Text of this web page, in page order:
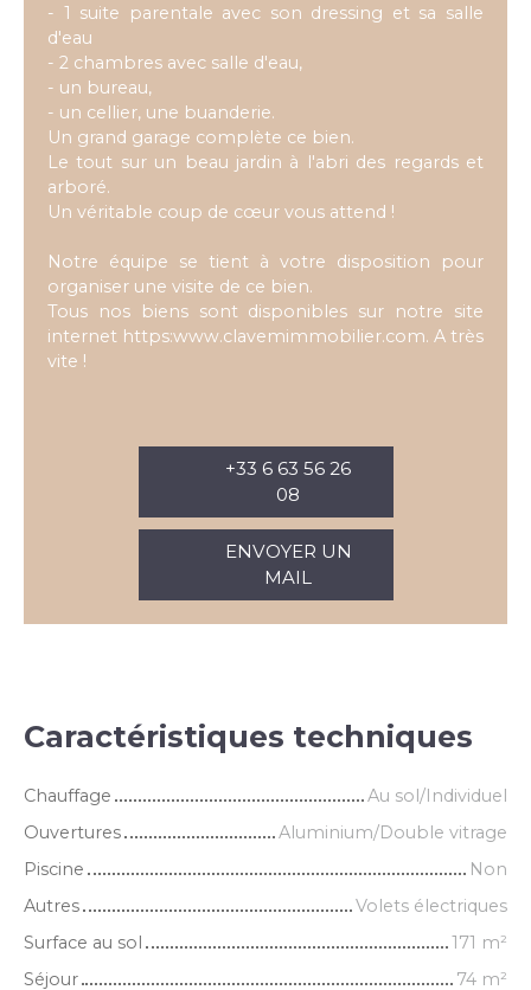
- 1 suite parentale avec son dressing et sa salle
d'eau
- 2 chambres avec salle d'eau,
- un bureau,
- un cellier, une buanderie.
Un grand garage complète ce bien.
Le tout sur un beau jardin à l'abri des regards et
arboré.
Un véritable coup de cœur vous attend !
Notre équipe se tient à votre disposition pour
organiser une visite de ce bien.
Tous nos biens sont disponibles sur notre site
internet https:www.clavemimmobilier.com. A très
vite !
+33 6 63 56 26
08
ENVOYER UN
MAIL
Caractéristiques techniques
Chauffage
Au sol/Individuel
Ouvertures
Aluminium/Double vitrage
Piscine
Non
Autres
Volets électriques
Surface au sol
171 m²
Séjour
74 m²